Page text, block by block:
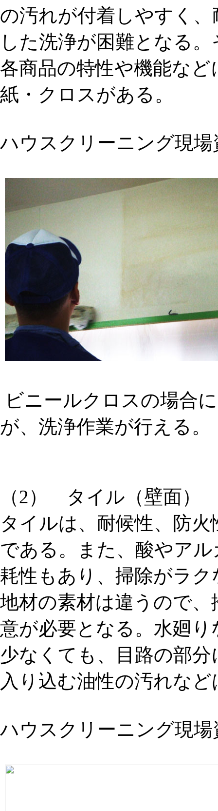
の汚れが付着しやすく
した洗浄が困難となる
各商品の特性や機能な
紙・クロスがある。
ハウスクリーニング現
ビニールクロスの場合
が、洗浄作業が行える。
（2） タイル（壁面）
タイルは、耐候性、防
である。また、酸やア
耗性もあり、掃除がラ
地材の素材は違うので
意が必要となる。水廻
少なくても、目路の部
入り込む油性の汚れな
ハウスクリーニング現